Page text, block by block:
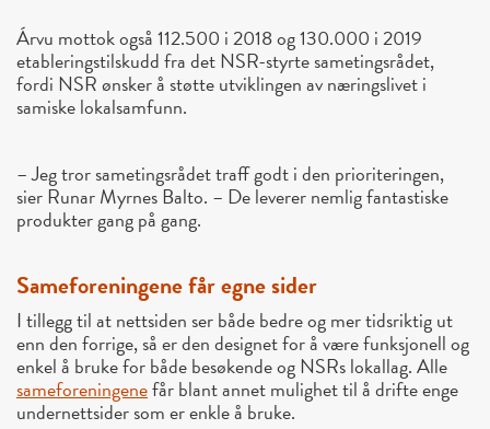
Árvu mottok også 112.500 i 2018 og 130.000 i 2019
etableringstilskudd fra det NSR-styrte sametingsrådet,
fordi NSR ønsker å støtte utviklingen av næringslivet i
samiske lokalsamfunn.
– Jeg tror sametingsrådet traff godt i den prioriteringen,
sier Runar Myrnes Balto. – De leverer nemlig fantastiske
produkter gang på gang.
Sameforeningene får egne sider
I tillegg til at nettsiden ser både bedre og mer tidsriktig ut
enn den forrige, så er den designet for å være funksjonell og
enkel å bruke for både besøkende og NSRs lokallag. Alle
sameforeningenefår blant annet mulighet til å drifte enge
undernettsider som er enkle å bruke.